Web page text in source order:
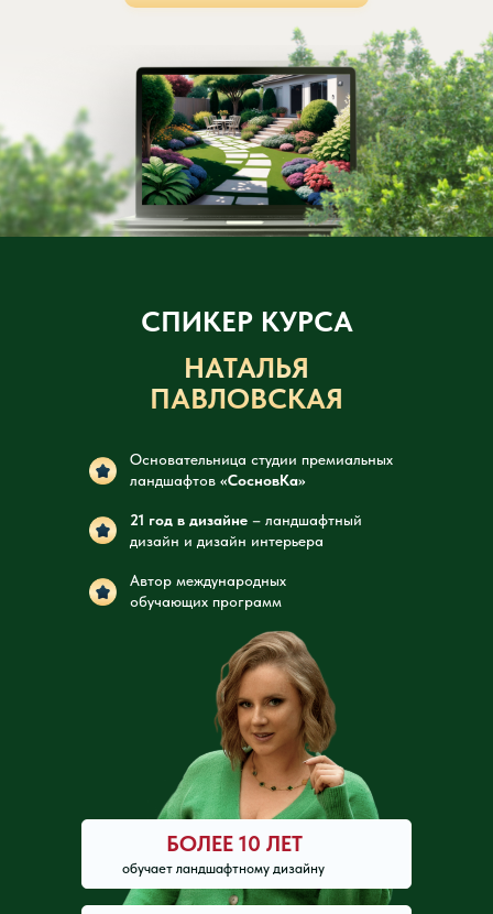
СПИКЕР КУРСА
НАТАЛЬЯ
ПАВЛОВСКАЯ
Основательница студии премиальных
ландшафтов «СосновКа»
21 год в дизайне – ландшафтный
дизайн и дизайн интерьера
Автор международных
обучающих программ
БОЛЕЕ 10 ЛЕТ
обучает ландшафтному дизайну
2026 Все права защищены
Частное Учреждение
Дополнительного
Профессионального
Образования «Академия
Дизайна "СосновКа"»